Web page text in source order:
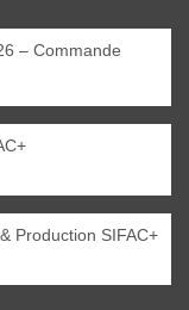
– Commande
Production SIFAC+